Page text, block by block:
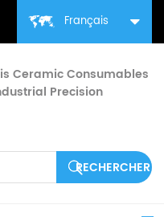
Français
Ceramic Consumables
Precision